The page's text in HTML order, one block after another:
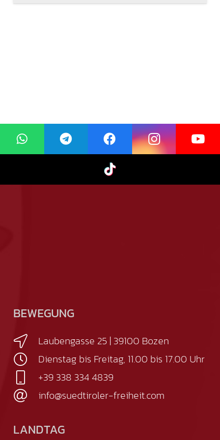
BEWEGUNG
Laubengasse 25 | 39100 Bozen
Dienstag bis Freitag, 11.00 bis 17.00 Uhr
+39 338 334 4839
info@suedtiroler-freiheit.com
LANDTAG